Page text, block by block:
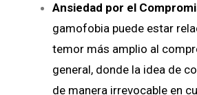
Ansiedad por el
gamofobia puede estar
temor más amplio al
general, donde la idea de
de manera irrevocable en